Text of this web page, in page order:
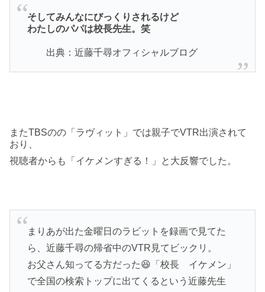
そしてみんなにびっくりされるけど
わたしのパパは校長先生。笑
出典：近藤千尋オフィシャルブログ
またTBSのの「ラヴィット」では親子でVTR出演されて
おり、
視聴者からも「イケメンすぎる！」と大反響でした。
まりあが出た金曜日のラビットを録画で見てた
ら、近藤千尋の帰省中のVTR見てビックリ。
お父さん知ってる方だった😆「校長 イケメン」
で全国の検索トップに出てくるという近藤先生